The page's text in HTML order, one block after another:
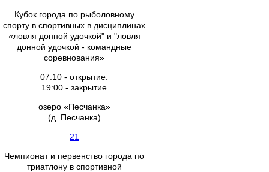
Кубок города по рыболовному
спорту в спортивных в дисциплинах
«ловля донной удочкой" и "ловля
донной удочкой - командные
соревнования»
07:10 - открытие.
19:00 - закрытие
озеро «Песчанка»
(д. Песчанка)
21
Чемпионат и первенство города по
триатлону в спортивной